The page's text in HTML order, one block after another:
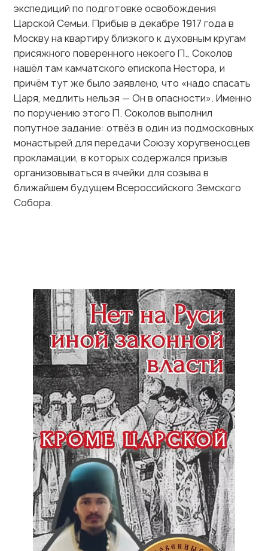
попутное задание: отвёз в один из подмосковных
монастырей для передачи Союзу хоругвеносцев
прокламации, в которых содержался призыв
организовываться в ячейки для созыва в
ближайшем будущем Всероссийского Земского
Собора.